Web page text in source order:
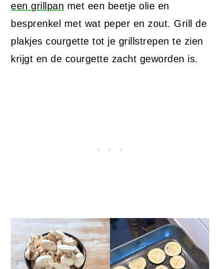
een grillpan met een beetje olie en
besprenkel met wat peper en zout. Grill de
plakjes courgette tot je grillstrepen te zien
krijgt en de courgette zacht geworden is.